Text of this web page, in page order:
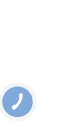
КНОПКА
СВЯЗИ